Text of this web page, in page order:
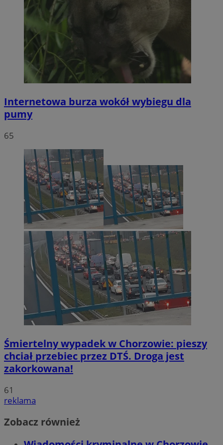
Internetowa burza wokół wybiegu dla
pumy
65
Śmiertelny wypadek w Chorzowie: pieszy
chciał przebiec przez DTŚ. Droga jest
zakorkowana!
61
reklama
Zobacz również